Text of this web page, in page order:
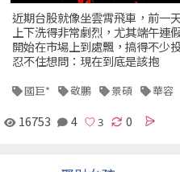
近期台股就像坐雲霄飛車，前一
上下洗得非常劇烈，尤其端午連
開始在市場上到處飄，搞得不少
忍不住想問：現在到底是該抱
國巨* 敬鵬 景碩 華容
16753 4 0